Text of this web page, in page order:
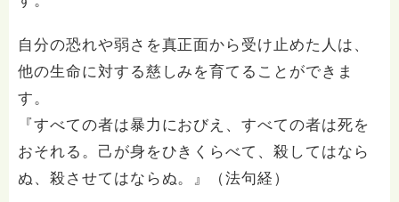
自分の恐れや弱さを真正面から受け止めた人は、
他の生命に対する慈しみを育てることができま
す。
『すべての者は暴力におびえ、すべての者は死を
おそれる。己が身をひきくらべて、殺してはなら
ぬ、殺させてはならぬ。』（法句経）